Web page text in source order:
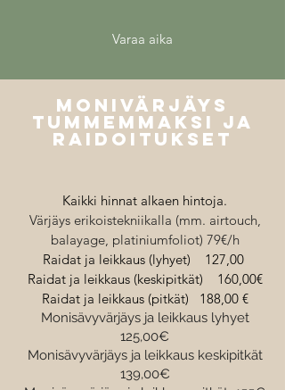
Varaa aika
MONIVÄRJÄYS
TUMMEMMAKSI JA
RAIDOITUKSET
Kaikki hinnat alkaen hintoja.
Värjäys erikoistekniikalla (mm. airtouch,
balayage, platiniumfoliot) 79€/h
Raidat ja leikkaus (lyhyet) 127,00
Raidat ja leikkaus (keskipitkät) 160,00€
Raidat ja leikkaus (pitkät) 188,00 €
Monisävyvärjäys ja leikkaus lyhyet
125,00€
Monisävyvärjäys ja leikkaus keskipitkät
139,00€